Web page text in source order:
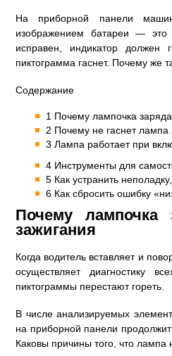
На приборной панели
изображением батареи — это
исправен, индикатор должен
пиктограмма гаснет. Почему же
Содержание
1 Почему лампочка
2 Почему не гаснет лампа
3 Лампа работает при
4 Инструменты для
5 Как устранить
6 Как сбросить ошибку
Почему
зажигания
Когда водитель вставляет и
осуществляет диагностику
пиктограммы перестают гореть.
В числе анализируемых
на приборной панели продолжит
Каковы причины того, что лампа